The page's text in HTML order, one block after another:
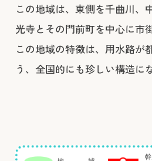
この地域は、東側を千曲川、
光寺とその門前町を中心に市
この地域の特徴は、用水路が
う、全国的にも珍しい構造に